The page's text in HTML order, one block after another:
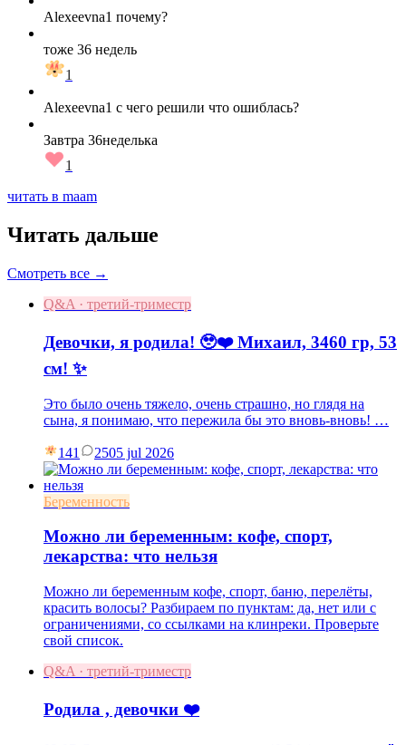
Alexeevna1 почему?
тоже 36 недель
1
Alexeevna1 с чего решили что ошиблась?
Завтра 36неделька
1
читать в maam
Читать дальше
Смотреть все →
Q&A · третий-триместр
Девочки, я родила! 🥹❤️ Михаил, 3460 гр, 53
см! ✨
Это было очень тяжело, очень страшно, но глядя на
сына, я понимаю, что пережила бы это вновь-вновь! …
141 2505 jul 2026
Беременность
Можно ли беременным: кофе, спорт,
лекарства: что нельзя
Можно ли беременным кофе, спорт, баню, перелёты,
красить волосы? Разбираем по пунктам: да, нет или с
ограничениями, со ссылками на клинреки. Проверьте
свой список.
Q&A · третий-триместр
Родила , девочки ❤️